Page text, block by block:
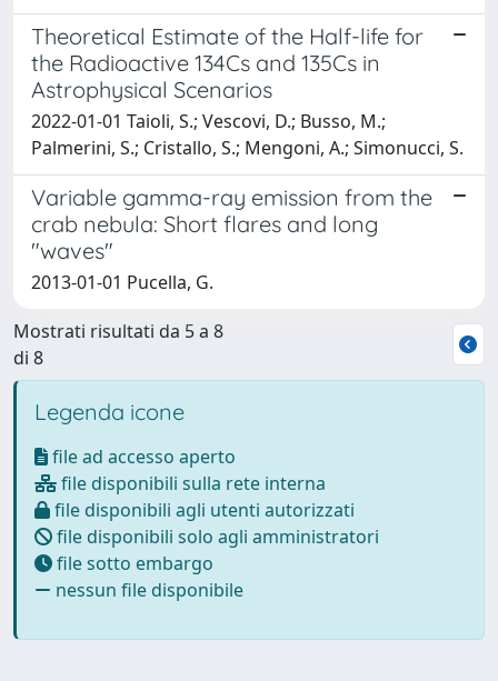
Theoretical Estimate of the Half-life for
the Radioactive 134Cs and 135Cs in
Astrophysical Scenarios
2022-01-01 Taioli, S.; Vescovi, D.; Busso, M.;
Palmerini, S.; Cristallo, S.; Mengoni, A.; Simonucci, S.
Variable gamma-ray emission from the
crab nebula: Short flares and long
"waves"
2013-01-01 Pucella, G.
Mostrati risultati da 5 a 8
di 8
Legenda icone
file ad accesso aperto
file disponibili sulla rete interna
file disponibili agli utenti autorizzati
file disponibili solo agli amministratori
file sotto embargo
nessun file disponibile